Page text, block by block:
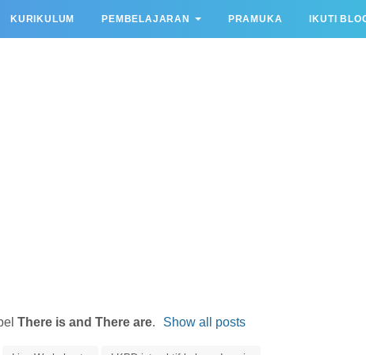
KURIKULUM PEMBELAJARAN PRAMUKA IKUTI
There is and There are. Show all posts